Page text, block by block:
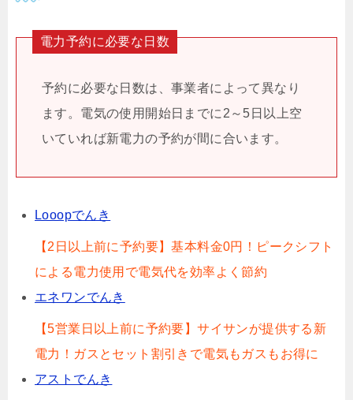
電力予約に必要な日数
予約に必要な日数は、事業者によって異なり
ます。電気の使用開始日までに2～5日以上空
いていれば新電力の予約が間に合います。
Looopでんき
【2日以上前に予約要】基本料金0円！ピークシフト
による電力使用で電気代を効率よく節約
エネワンでんき
【5営業日以上前に予約要】サイサンが提供する新
電力！ガスとセット割引きで電気もガスもお得に
アストでんき